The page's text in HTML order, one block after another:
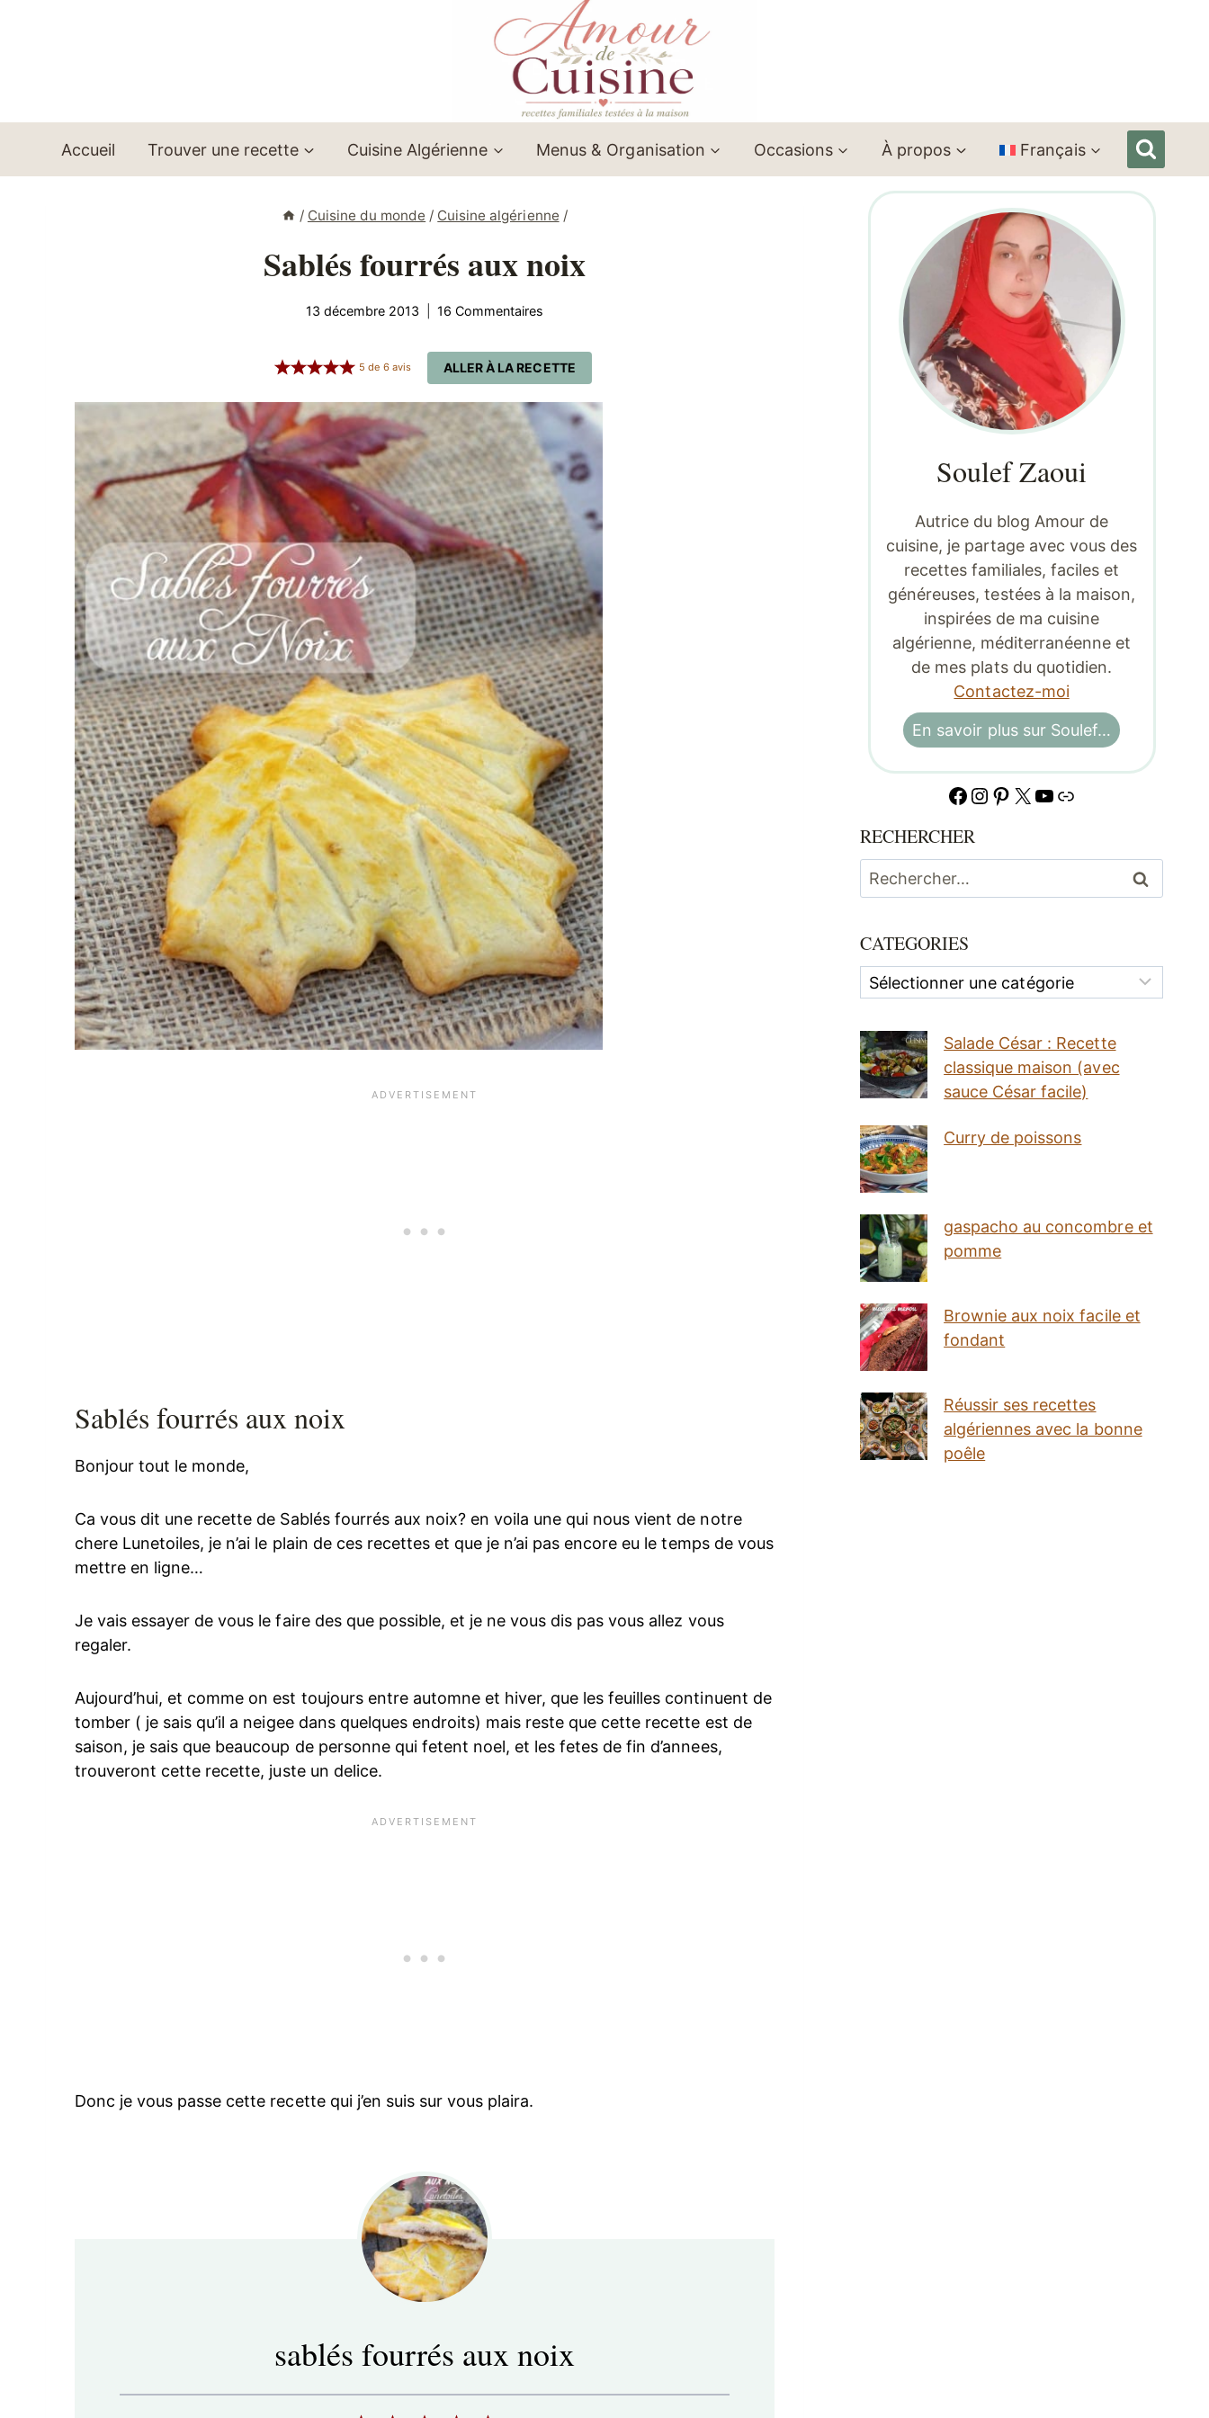
Accueil Trouver une recette Cuisine Algérienne Menus & Organisation Occasions À propos Français
/ Cuisine du monde / Cuisine algérienne /
Sablés fourrés aux noix
13 décembre 2013 16 Commentaires
ALLER À LA RECETTE
5 de6 avis
Sablés fourrés aux noix
Bonjour tout le monde,
Ca vous dit une recette de Sablés fourrés aux noix? en voila une qui nous vient de notre
chere Lunetoiles, je n’ai le plain de ces recettes et que je n’ai pas encore eu le temps de vous
mettre en ligne…
Je vais essayer de vous le faire des que possible, et je ne vous dis pas vous allez vous
regaler.
Aujourd’hui, et comme on est toujours entre automne et hiver, que les feuilles continuent de
tomber ( je sais qu’il a neigee dans quelques endroits) mais reste que cette recette est de
saison, je sais que beaucoup de personne qui fetent noel, et les fetes de fin d’annees,
trouveront cette recette, juste un delice.
Donc je vous passe cette recette qui j’en suis sur vous plaira.
sablés fourrés aux noix
Soulef Zaoui
Autrice du blog Amour de
cuisine, je partage avec vous des
recettes familiales, faciles et
généreuses, testées à la maison,
inspirées de ma cuisine
algérienne, méditerranéenne et
de mes plats du quotidien.
Contactez-moi
En savoir plus sur Soulef…
Facebook
Instagram
Pinterest
X YouTube
Lien
RECHERCHER
Rechercher :
CATEGORIES
Categories
Salade César : Recette
classique maison (avec
sauce César facile)
Curry de poissons
gaspacho au concombre et
pomme
Brownie aux noix facile et
fondant
Réussir ses recettes
algériennes avec la bonne
poêle